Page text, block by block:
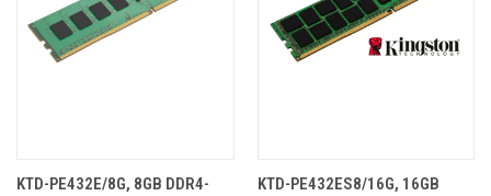
KTD-PE432E/8G, 8GB DDR4-
KTD-PE432ES8/16G, 16GB